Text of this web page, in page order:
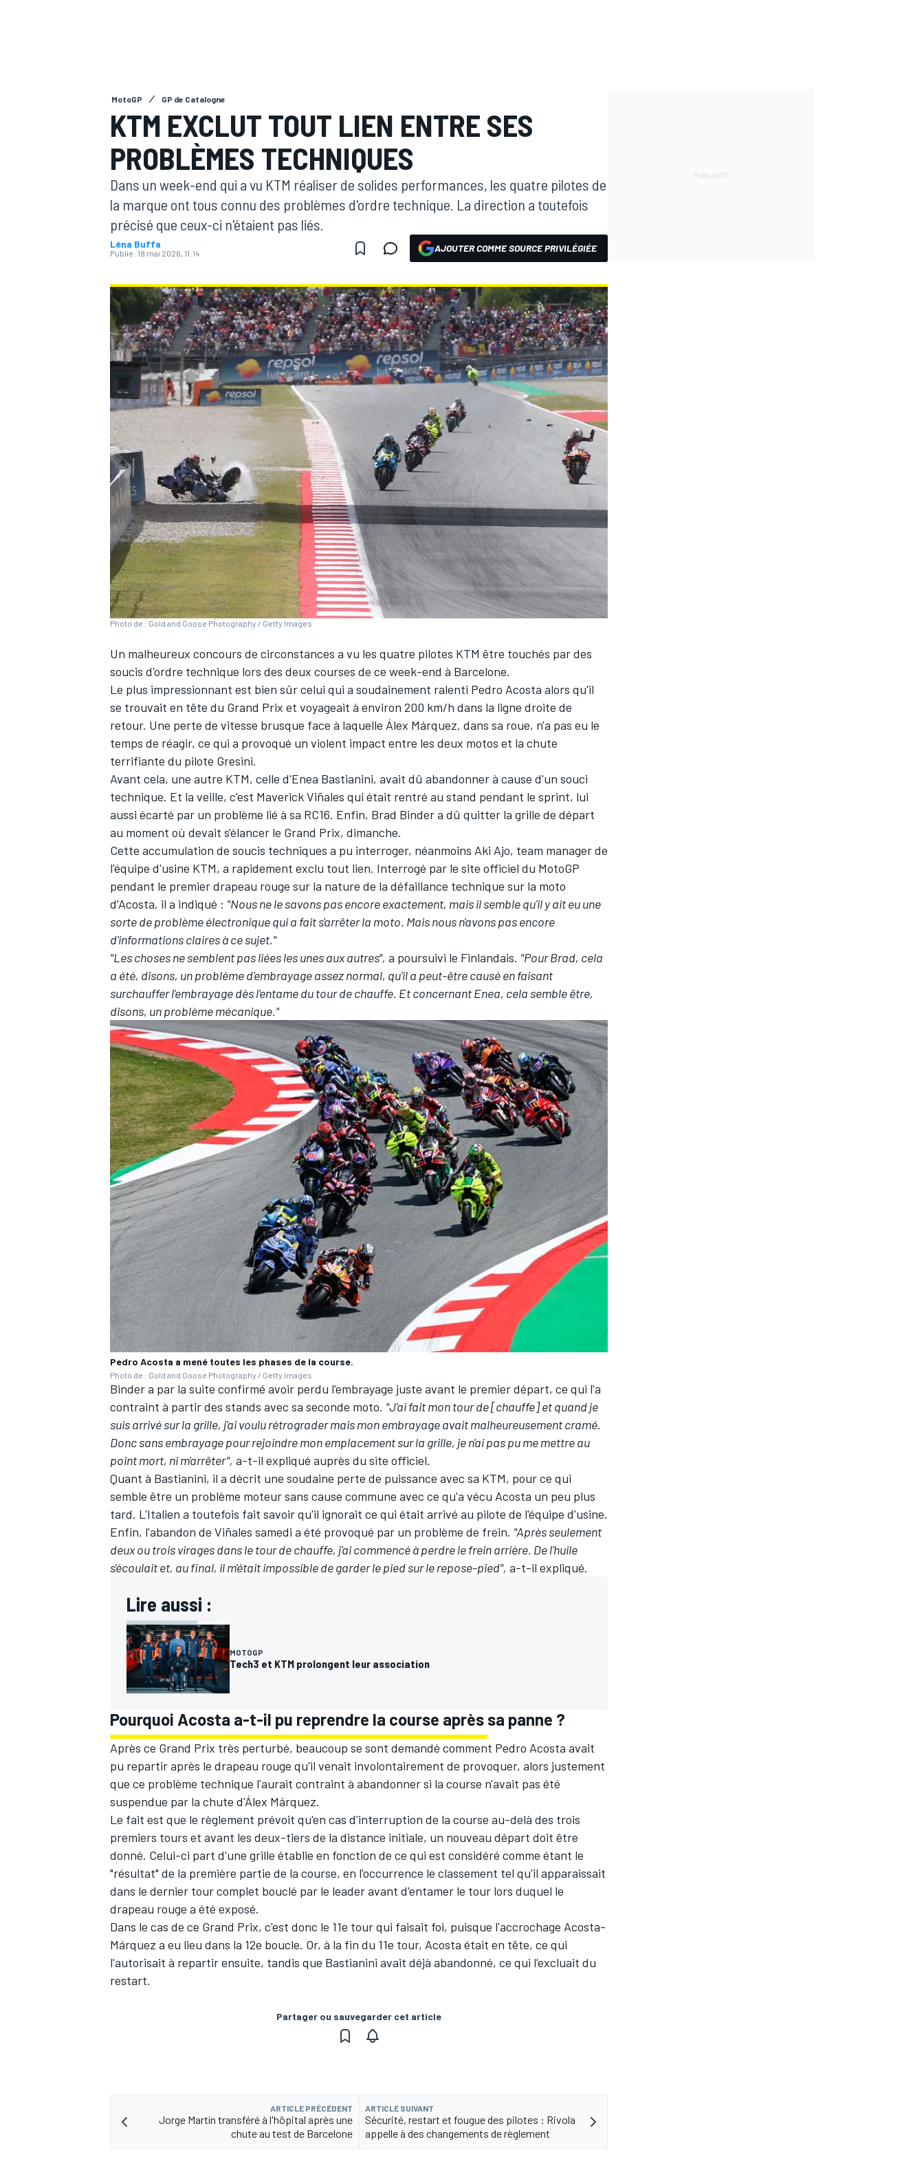
MOTOGP
WRC
WEC
AUTRES CHAMPIONNATS
MotoGP GP de Catalogne
KTM EXCLUT TOUT LIEN ENTRE SES
PROBLÈMES TECHNIQUES
Dans un week-end qui a vu KTM réaliser de solides performances, les quatre pilotes de
la marque ont tous connu des problèmes d'ordre technique. La direction a toutefois
précisé que ceux-ci n'étaient pas liés.
Léna Buffa
Publié: 18 mai 2026, 11:14 AJOUTER COMME SOURCE PRIVILÉGIÉE
Photo de : Gold and Goose Photography / Getty Images
Un malheureux concours de circonstances a vu les quatre pilotes KTM être touchés par des
soucis d'ordre technique lors des deux courses de ce week-end à Barcelone.
Le plus impressionnant est bien sûr celui qui a soudainement ralenti Pedro Acosta alors qu'il
se trouvait en tête du Grand Prix et voyageait à environ 200 km/h dans la ligne droite de
retour. Une perte de vitesse brusque face à laquelle Álex Márquez, dans sa roue, n'a pas eu le
temps de réagir, ce qui a provoqué un violent impact entre les deux motos et la chute
terrifiante du pilote Gresini.
Avant cela, une autre KTM, celle d'Enea Bastianini, avait dû abandonner à cause d'un souci
technique. Et la veille, c'est Maverick Viñales qui était rentré au stand pendant le sprint, lui
aussi écarté par un problème lié à sa RC16. Enfin, Brad Bindera dû quitter la grille de départ
au moment où devait s'élancer le Grand Prix, dimanche.
Cette accumulation de soucis techniques a pu interroger, néanmoins Aki Ajo, team manager de
l'équipe d'usine KTM, a rapidement exclu tout lien. Interrogé par le site officiel du MotoGP
pendant le premier drapeau rouge sur la nature de la défaillance technique sur la moto
d'Acosta, il a indiqué : "Nous ne le savons pas encore exactement, mais il semble qu'il y ait eu une
sorte de problème électronique qui a fait s'arrêter la moto. Mais nous n'avons pas encore
d'informations claires à ce sujet."
"Les choses ne semblent pas liées les unes aux autres", a poursuivi le Finlandais. "Pour Brad, cela
a été, disons, un problème d'embrayage assez normal, qu'il a peut-être causé en faisant
surchauffer l'embrayage dès l'entame du tour de chauffe. Et concernant Enea, cela semble être,
disons, un problème mécanique."
Pedro Acosta a mené toutes les phases de la course.
Photo de : Gold and Goose Photography / Getty Images
Binder a par la suite confirmé avoir perdu l'embrayage juste avant le premier départ, ce qui l'a
contraint à partir des stands avec sa seconde moto. "J'ai fait mon tour de [chauffe] et quand je
suis arrivé sur la grille, j'ai voulu rétrograder mais mon embrayage avait malheureusement cramé.
Donc sans embrayage pour rejoindre mon emplacement sur la grille, je n'ai pas pu me mettre au
point mort, ni m'arrêter", a-t-il expliqué auprès du site officiel.
Quant à Bastianini, il a décrit une soudaine perte de puissance avec sa KTM, pour ce qui
semble être un problème moteur sans cause commune avec ce qu'a vécu Acosta un peu plus
tard. L'Italien a toutefois fait savoir qu'il ignorait ce qui était arrivé au pilote de l'équipe d'usine.
Enfin, l'abandon de Viñales samedi a été provoqué par un problème de frein. "Après seulement
deux ou trois virages dans le tour de chauffe, j'ai commencé à perdre le frein arrière. De l'huile
s'écoulait et, au final, il m'était impossible de garder le pied sur le repose-pied", a-t-il expliqué.
Lire aussi :
MOTOGP
Tech3 et KTM prolongent leur association
Pourquoi Acosta a-t-il pu reprendre la course après sa panne ?
Après ce Grand Prix très perturbé, beaucoup se sont demandé comment Pedro Acosta avait
pu repartir après le drapeau rouge qu'il venait involontairement de provoquer, alors justement
que ce problème technique l'aurait contraint à abandonner si la course n'avait pas été
suspendue par la chute d'Álex Márquez.
Le fait est que le règlement prévoit qu'en cas d'interruption de la course au-delà des trois
premiers tours et avant les deux-tiers de la distance initiale, un nouveau départ doit être
donné. Celui-ci part d'une grille établie en fonction de ce qui est considéré comme étant le
"résultat" de la première partie de la course, en l'occurrence le classement tel qu'il apparaissait
dans le dernier tour complet bouclé par le leader avant d'entamer le tour lors duquel le
drapeau rouge a été exposé.
Dans le cas de ce Grand Prix, c'est donc le 11e tour qui faisait foi, puisque l'accrochage Acosta-
Márquez a eu lieu dans la 12e boucle. Or, à la fin du 11e tour, Acosta était en tête, ce qui
l'autorisait à repartir ensuite, tandis que Bastianini avait déjà abandonné, ce qui l'excluait du
restart.
Partager ou sauvegarder cet article
ARTICLE PRÉCÉDENT
Jorge Martín transféré à l'hôpital après une
chute au test de Barcelone
ARTICLE SUIVANT
Sécurité, restart et fougue des pilotes : Rivola
appelle à des changements de règlement